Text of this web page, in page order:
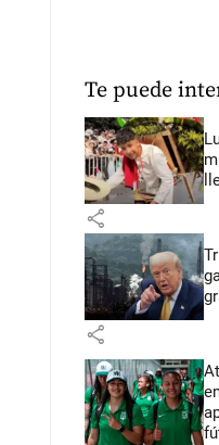
Te puede
share
share